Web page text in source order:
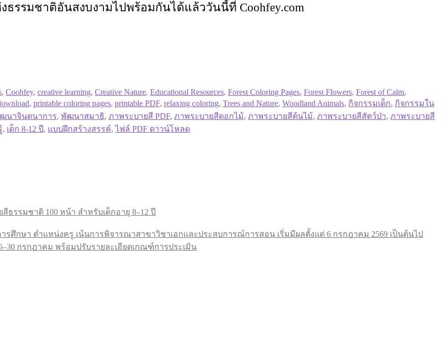
รรมชาติอันสงบงามไปพร้อมกันได้แล้ววันนี้ที่ Coohfey.com
, Coohfey, creative learning, Creative Nature, Educational Resources, Forest Coloring Pages, Forest Flowers, Forest of Calm,
, printable coloring pages, printable PDF, relaxing coloring, Trees and Nature, Woodland Animals, กิจกรรมเด็ก, กิจกรรมใน
นาจินตนาการ, พัฒนาสมาธิ, ภาพระบายสี PDF, ภาพระบายสีดอกไม้, ภาพระบายสีต้นไม้, ภาพระบายสีสัตว์ป่า, ภาพระบายสี
, เด็ก 8-12 ปี, แบบฝึกสร้างสรรค์,ไฟล์ PDF ดาวน์โหลด
ธรรมชาติ 100 หน้า สำหรับเด็กอายุ 8–12 ปี
ศึกษา ตำแหน่งครู เน้นการพิจารณาสาขาวิชาเอกและประสบการณ์การสอน เริ่มมีผลตั้งแต่ 6 กรกฎาคม 2569 เป็นต้นไป
กรกฎาคม พร้อมปรับรายละเอียดเกณฑ์การประเมิน